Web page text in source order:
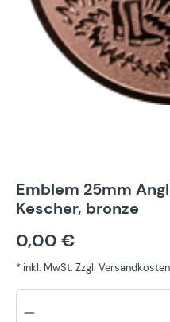
Emblem 25mm
Kescher, bronze
0,00 €
* inkl. MwSt. Zzgl. Versandkosten